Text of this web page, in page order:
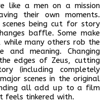
like a men on a mission
their own moments.
being cut for story
baffle. Some make
while many others rob the
meaning. Changing
edges of Zeus, cutting
(including completely
scenes in the original
all add up to a film
feels tinkered with.